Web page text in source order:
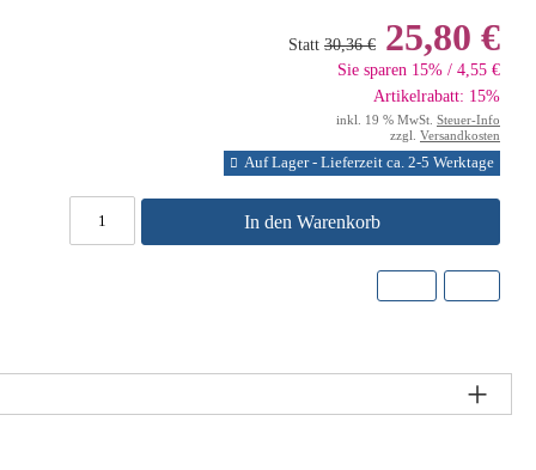
Statt 30,36 € 25,80 €
Sie sparen 15% / 4,55 €
Artikelrabatt: 15%
inkl. 19 % MwSt. Steuer-Info
zzgl. Versandkosten
Auf Lager - Lieferzeit ca. 2-5 Werktage
In den Warenkorb